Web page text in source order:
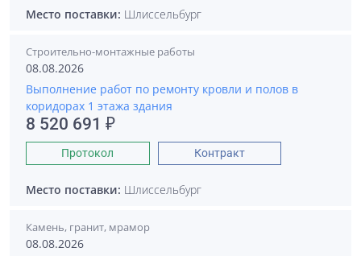
Место поставки: Шлиссельбург
Строительно-монтажные работы
08.08.2026
Выполнение работ по ремонту кровли и полов в
коридорах 1 этажа здания
8 520 691 ₽
Протокол Контракт
Место поставки: Шлиссельбург
Камень, гранит, мрамор
08.08.2026